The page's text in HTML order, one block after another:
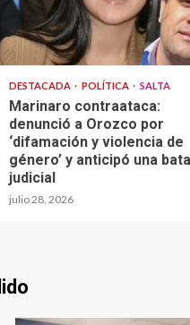
DESTACADA POLÍTICA SALTA
Marinaro contraataca:
denunció a Orozco por
‘difamación y violencia de
género’ y anticipó una
judicial
julio 28, 2026